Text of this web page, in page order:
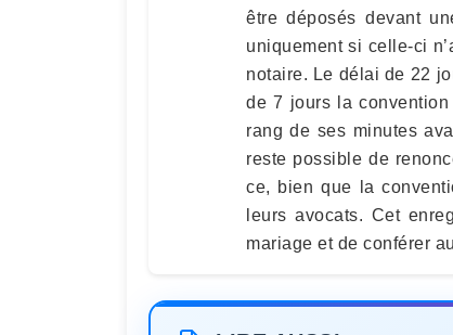
être déposés devant
uniquement si celle-ci
notaire. Le délai de 22
de 7 jours la
rang de ses minutes
reste possible de
ce, bien que la
leurs avocats. Cet
mariage et de conférer